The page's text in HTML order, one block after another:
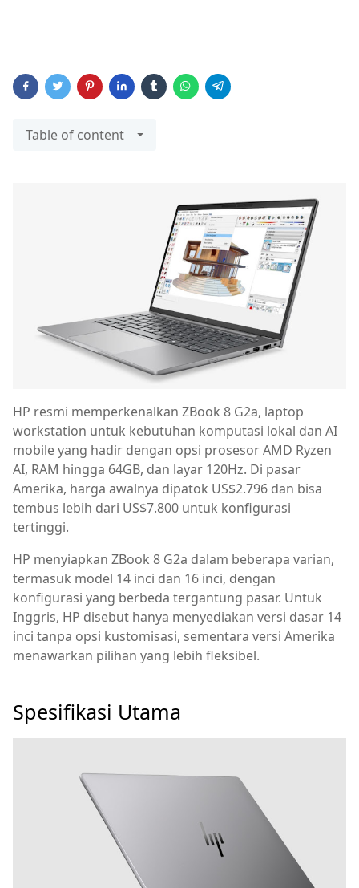
Table of content
HP resmi memperkenalkan ZBook 8 G2a, laptop
workstation untuk kebutuhan komputasi lokal dan AI
mobile yang hadir dengan opsi prosesor AMD Ryzen
AI, RAM hingga 64GB, dan layar 120Hz. Di pasar
Amerika, harga awalnya dipatok US$2.796 dan bisa
tembus lebih dari US$7.800 untuk konfigurasi
tertinggi.
HP menyiapkan ZBook 8 G2a dalam beberapa varian,
termasuk model 14 inci dan 16 inci, dengan
konfigurasi yang berbeda tergantung pasar. Untuk
Inggris, HP disebut hanya menyediakan versi dasar 14
inci tanpa opsi kustomisasi, sementara versi Amerika
menawarkan pilihan yang lebih fleksibel.
Spesifikasi Utama